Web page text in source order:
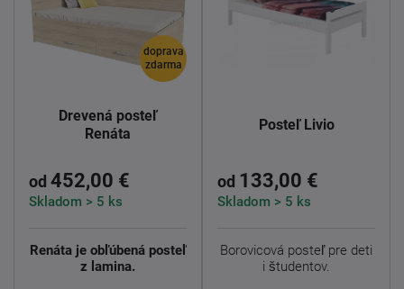
doprava
zdarma
Drevená posteľ
Renáta
od 452,00 €
Skladom > 5 ks
Renáta je obľúbená posteľ
z lamina.
Posteľ Livio
od 133,00 €
Skladom > 5 ks
Borovicová posteľ pre deti
i študentov.